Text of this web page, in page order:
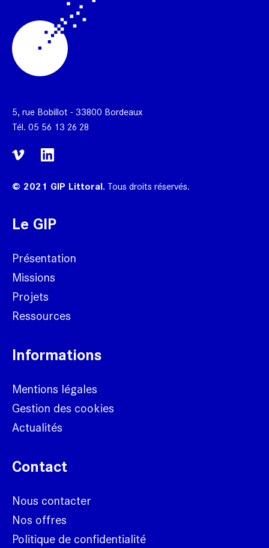
5, rue Bobillot - 33800 Bordeaux
Tél. 05 56 13 26 28
© 2021 GIP Littoral. Tous droits réservés.
Le GIP
Présentation
Missions
Projets
Ressources
Informations
Mentions légales
Gestion des cookies
Actualités
Contact
Nous contacter
Nos offres
Politique de confidentialité